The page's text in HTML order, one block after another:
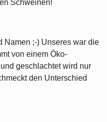
Schweinen!
Namen ;-) Unseres war die
von einem Öko-
geschlachtet wird nur
den Unterschied